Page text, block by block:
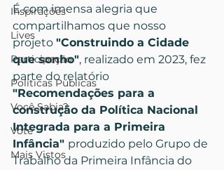
Inspirações
Lives
Participação
Políticas Públicas
Você Sabia?
Vote
Mais Vistos
É com imensa alegria que
compartilhamos que nosso
projeto "Construindo a Cidade
que sonho", realizado em 2023, fez
parte do relatório
"Recomendações para a
construção da Política Nacional
Integrada para a Primeira
Infância" produzido pelo Grupo de
Trabalho da Primeira Infância do